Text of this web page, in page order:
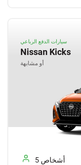
سيارات الدفع الرباعي
Nissan Kicks
أو مشابهة
5 أشخاص